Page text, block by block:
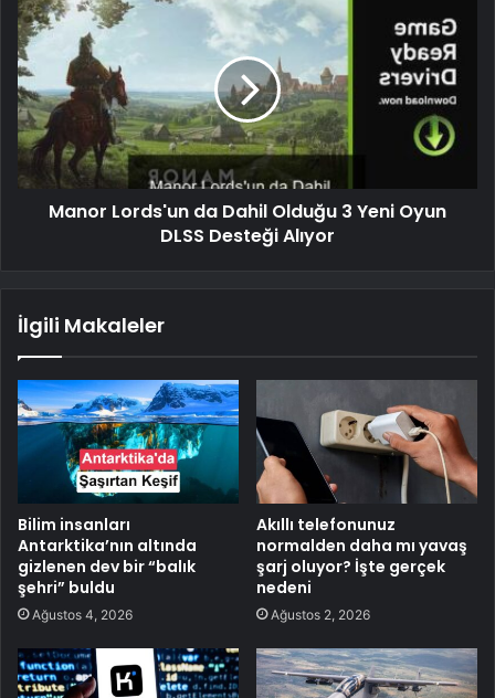
Manor Lords'un da Dahil Olduğu 3 Yeni Oyun
DLSS Desteği Alıyor
İlgili Makaleler
Bilim insanları
Antarktika’nın altında
gizlenen dev bir “balık
şehri” buldu
Ağustos 4, 2026
Akıllı telefonunuz
normalden daha mı yavaş
şarj oluyor? İşte gerçek
nedeni
Ağustos 2, 2026